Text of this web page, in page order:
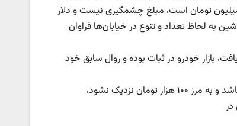
داشت، قیمت ۲۰۷، ۳ میلیون گران شد که با توجه به قیمت این ماشین که ۸۵۰ میلیون تومان است، مبلغ چشمگیری نیست و دلار
به لحاظ تعداد و تنوع در خیابان‌ها فراوان
بازار خودرو در ثبات بوده و روال سابق خود
این کارشناس بازار خودرو در پایان گفت: به نظرمی‌رسد اگر نرخ دلار جهش زیادی نداشته باشد و به مرز ۱۰۰ هزار تومان نزدیک نشود،